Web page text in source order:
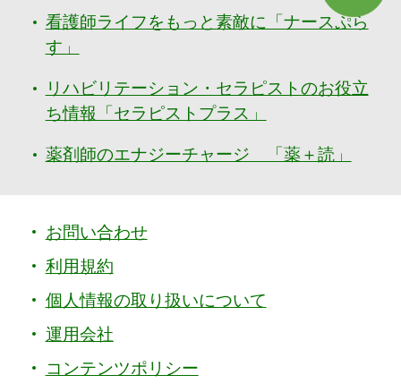
看護師ライフをもっと素敵に「ナースぷら
す」
リハビリテーション・セラピストのお役立
ち情報「セラピストプラス」
薬剤師のエナジーチャージ 「薬＋読」
お問い合わせ
利用規約
個人情報の取り扱いについて
運用会社
コンテンツポリシー